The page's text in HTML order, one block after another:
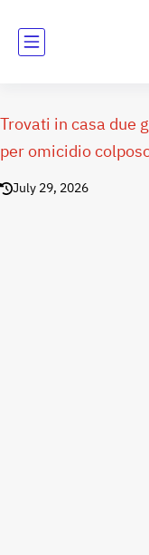
Trovati in casa due
per omicidio
July 29, 2026